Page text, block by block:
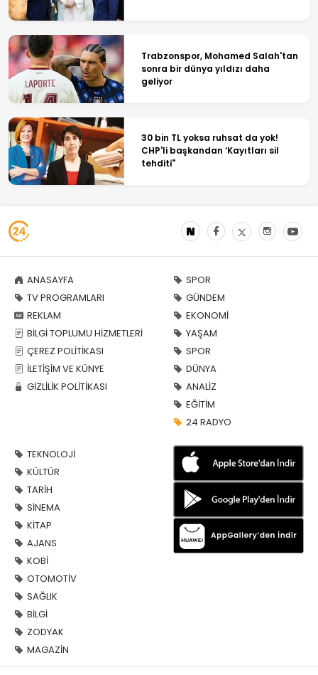
Trabzonspor, Mohamed Salah'tan
sonra bir dünya yıldızı daha
geliyor
30 bin TL yoksa ruhsat da yok!
CHP'li başkandan ‘Kayıtları sil
tehditi"
ANASAYFA
TV PROGRAMLARI
REKLAM
BİLGİ TOPLUMU HİZMETLERİ
ÇEREZ POLİTİKASI
İLETİŞİM VE KÜNYE
GİZLİLİK POLİTİKASI
SPOR
GÜNDEM
EKONOMİ
YAŞAM
SPOR
DÜNYA
ANALİZ
EĞİTİM
24 RADYO
TEKNOLOJİ
KÜLTÜR
TARİH
SİNEMA
KİTAP
AJANS
KOBİ
OTOMOTİV
SAĞLIK
BİLGİ
ZODYAK
MAGAZİN